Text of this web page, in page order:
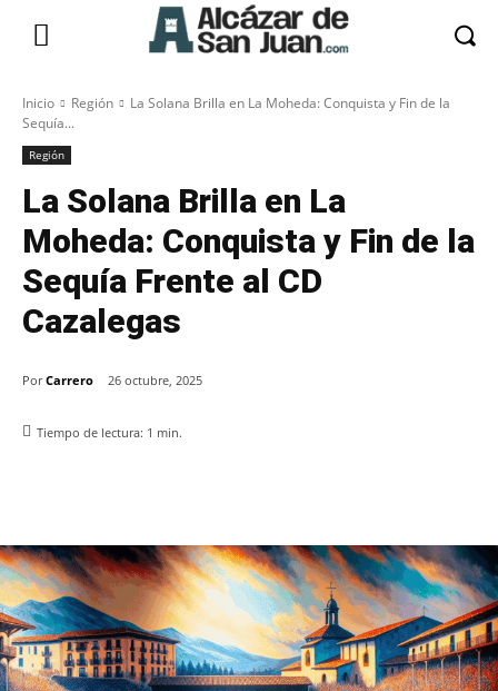
Inicio Región
La Solana Brilla en La Moheda: Conquista y Fin de la
Sequía...
Región
La Solana Brilla en La
Moheda: Conquista y Fin de la
Sequía Frente al CD
Cazalegas
Por Carrero 26 octubre, 2025
Tiempo de lectura: 1 min.